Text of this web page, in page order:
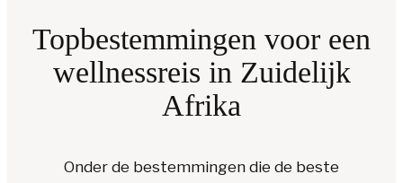
Topbestemmingen voor een
wellnessreis in Zuidelijk
Afrika
Onder de bestemmingen die de beste